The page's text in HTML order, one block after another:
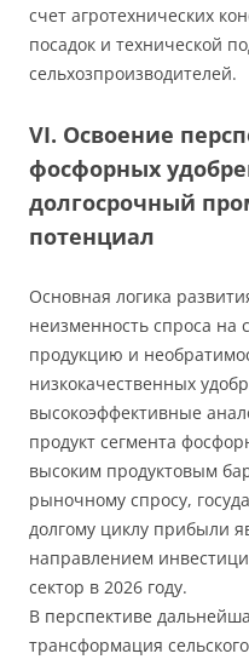
счет агротехнических
посадок и технической
сельхозпроизводителей.
VI. Освоение
фосфорных
долгосрочный
потенциал
Основная логика
неизменность спроса на
продукцию и
низкокачественных
высокоэффективные
продукт сегмента
высоким продуктовым
рыночному спросу,
долгому циклу прибыли
направлением
сектор в 2026 году.
В перспективе
трансформация